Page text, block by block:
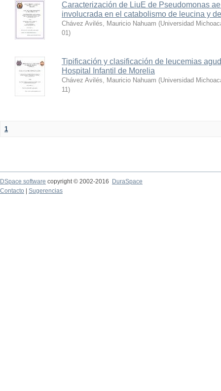
Caracterización de LiuE de Pseudomonas
involucrada en el catabolismo de leucina y
Chávez Avilés, Mauricio Nahuam (Universidad
01)
Tipificación y clasificación de leucemias
Hospital Infantil de Morelia
Chávez Avilés, Mauricio Nahuam (Universidad
11)
1
DSpace software copyright © 2002-2016
DuraSpace
Contacto
Sugerencias